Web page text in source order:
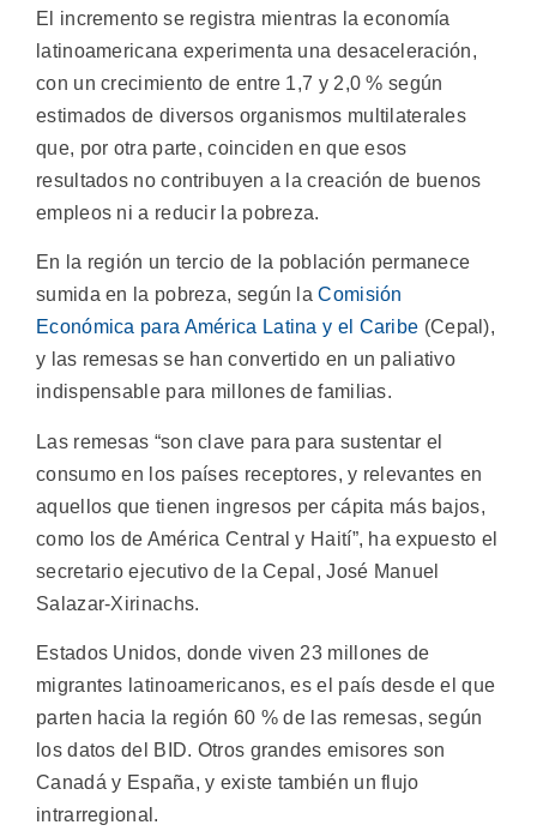
El incremento se registra mientras la economía
latinoamericana experimenta una desaceleración,
con un crecimiento de entre 1,7 y 2,0 % según
estimados de diversos organismos multilaterales
que, por otra parte, coinciden en que esos
resultados no contribuyen a la creación de buenos
empleos ni a reducir la pobreza.
En la región un tercio de la población permanece
sumida en la pobreza, según laComisión
Económica para América Latina y el Caribe (Cepal),
y las remesas se han convertido en un paliativo
indispensable para millones de familias.
Las remesas “son clave para para sustentar el
consumo en los países receptores, y relevantes en
aquellos que tienen ingresos per cápita más bajos,
como los de América Central y Haití”, ha expuesto el
secretario ejecutivo de la Cepal, José Manuel
Salazar-Xirinachs.
Estados Unidos, donde viven 23 millones de
migrantes latinoamericanos, es el país desde el que
parten hacia la región 60 % de las remesas, según
los datos del BID. Otros grandes emisores son
Canadá y España, y existe también un flujo
intrarregional.